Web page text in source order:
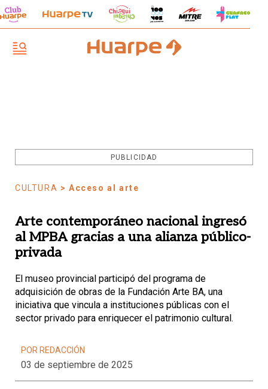
PUBLICIDAD
CULTURA > Acceso al arte
Arte contemporáneo nacional ingresó
al MPBA gracias a una alianza público-
privada
El museo provincial participó del programa de
adquisición de obras de la Fundación Arte BA, una
iniciativa que vincula a instituciones públicas con el
sector privado para enriquecer el patrimonio cultural.
POR REDACCIÓN
03 de septiembre de 2025